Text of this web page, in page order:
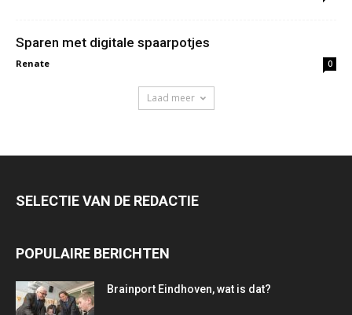
Sparen met digitale spaarpotjes
Renate 0
Laad meer
SELECTIE VAN DE REDACTIE
POPULAIRE BERICHTEN
Brainport Eindhoven, wat is dat?